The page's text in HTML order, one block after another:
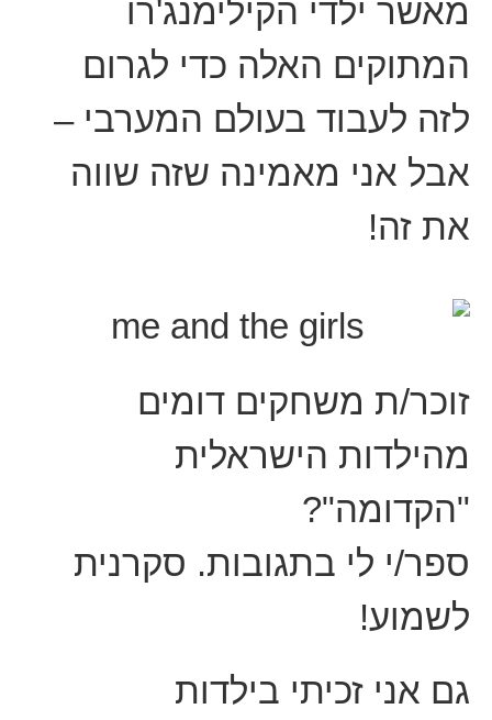
מאשר ילדי הקילימנג'רו
המתוקים האלה כדי לגרום
לזה לעבוד בעולם המערבי –
אבל אני מאמינה שזה שווה
את זה!
זוכר/ת משחקים דומים
מהילדות הישראלית
"הקדומה"?
ספר/י לי בתגובות. סקרנית
לשמוע!
גם אני זכיתי בילדות